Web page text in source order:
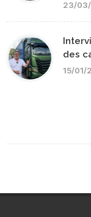
23/
des
15/01/